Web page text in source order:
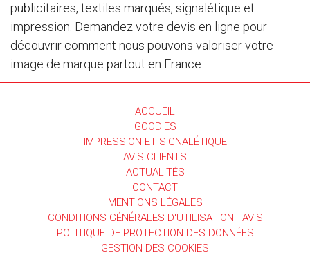
publicitaires, textiles marqués, signalétique et
impression. Demandez votre devis en ligne pour
découvrir comment nous pouvons valoriser votre
image de marque partout en France.
ACCUEIL
GOODIES
IMPRESSION ET SIGNALÉTIQUE
AVIS CLIENTS
ACTUALITÉS
CONTACT
MENTIONS LÉGALES
CONDITIONS GÉNÉRALES D'UTILISATION - AVIS
POLITIQUE DE PROTECTION DES DONNÉES
GESTION DES COOKIES